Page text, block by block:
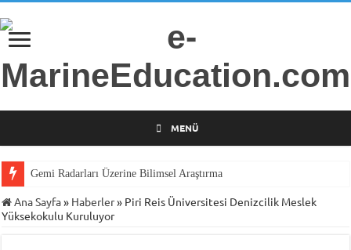
MENÜ
Gemi Radarları Üzerine Bilimsel Araştırma
Ana Sayfa» Haberler» Piri Reis Üniversitesi Denizcilik Meslek
Yüksekokulu Kuruluyor